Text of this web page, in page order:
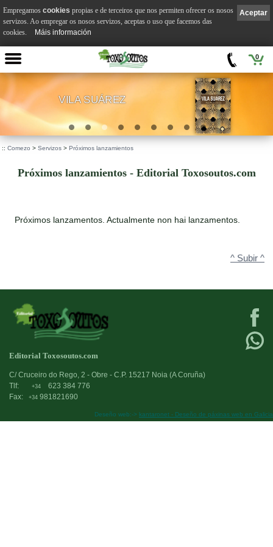
0
VILA SUÁREZ
:: Comezo > Servizos > Próximos lanzamientos
Próximos lanzamientos - Editorial Toxosoutos.com
Próximos lanzamentos. Actualmente non hai lanzamentos.
^ Subir ^
Editorial Toxosoutos.com
C/ Cruceiro do Rego, 2 - Obre - C.P. 15217 Noia (A Coruña)
Tlf:
+34
623 384 776
Fax:
+34 981821690
Deseño web:-> kantaronet - Deseño de páxinas web en Galicia
Aceptar
Empregamos cookies propias e de terceiros que nos permiten ofrecer os nosos
servizos. Ao empregar os nosos servizos, aceptas o uso que facemos das
cookies.
Máis información